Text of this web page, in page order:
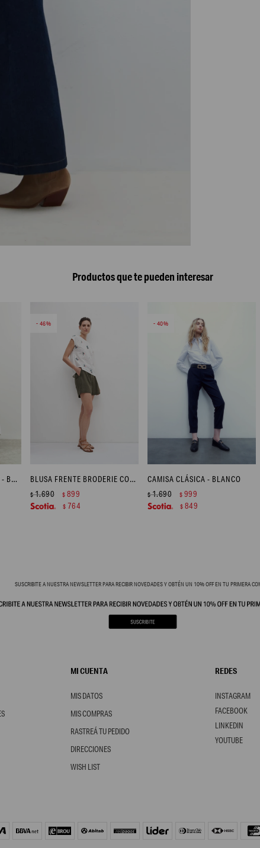
Productos que te pueden interesar
BLUSA FRENTE BRODERIE - BLANCO
46
BLUSA FRENTE BRODERIE CON BORDADOS - CRUDO
$1.690 $ 899
$ 764
40
CAMISA CLÁSICA - BLANCO
$1.690 $ 999
$ 849
SUSCRIBITE A NUESTRA NEWSLETTER PARA RECIBIR NOVEDADES Y OBTÉN UN 10% OFF EN TU PRIMERA
MI CUENTA
MIS DATOS
MIS COMPRAS
RASTREÁ TU PEDIDO
DIRECCIONES
WISH LIST
REDES
FACEBOOK
YOUTUBE
INSTAGRAM
LINKEDIN